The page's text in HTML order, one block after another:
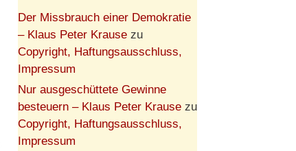
Der Missbrauch einer Demokratie
– Klaus Peter Krause zu
Copyright, Haftungsausschluss,
Impressum
Nur ausgeschüttete Gewinne
besteuern – Klaus Peter Krause zu
Copyright, Haftungsausschluss,
Impressum